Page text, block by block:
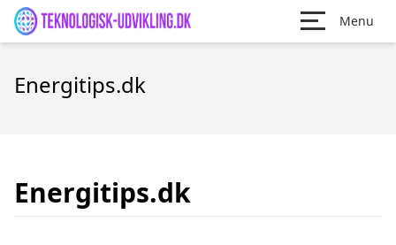
Menu
Energitips.dk
Energitips.dk